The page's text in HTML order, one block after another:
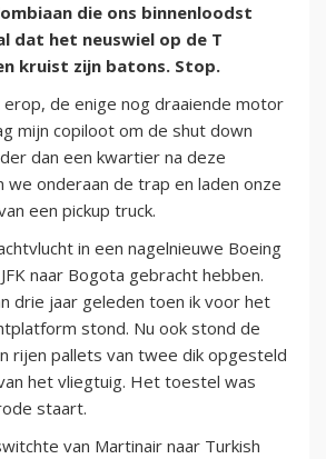
die ons binnenloodst
dat het neuswiel op de T
kruist zijn batons. Stop.
erop, de enige nog draaiende motor
mijn copiloot om de shut down
dan een kwartier na deze
we onderaan de trap en laden onze
een pickup truck.
in een nagelnieuwe Boeing
naar Bogota gebracht hebben.
drie jaar geleden toen ik voor het
stond. Nu ook stond de
rijen pallets van twee dik opgesteld
het vliegtuig. Het toestel was
staart.
van Martinair naar Turkish